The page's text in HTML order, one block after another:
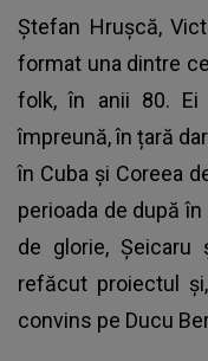
Ștefan Hrușcă,
format una dintre
folk, în anii 80.
împreună, în țară
în Cuba și Coreea
perioada de după
de glorie, Șeicaru
refăcut proiectul
convins pe Ducu